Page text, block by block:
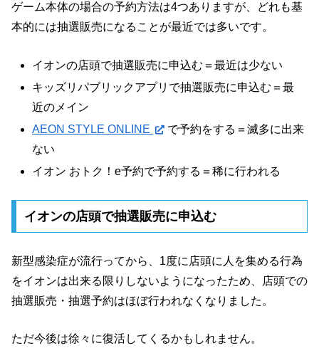
ゲーム本体の場合の予約方法は4つありますが、どれも基
本的には抽選販売になることが最近では多いです。
イオンの店頭で抽選販売に申込む＝最近は少ない
キッズリパブリックアプリで抽選販売に申込む＝最
近のメイン
AEON STYLE ONLINE
で予約をする＝滅多に出来
ない
イオン おトク！e予約で予約する＝稀に行われる
イオンの店頭で抽選販売に申込む
新型感染症が流行ってから、1度に店頭に人を集める行為
をイオンは出来る限りしないようになったため、店頭での
抽選販売・抽選予約はほぼ行われなくなりました。
ただ今後は徐々に復活してくるかもしれません。